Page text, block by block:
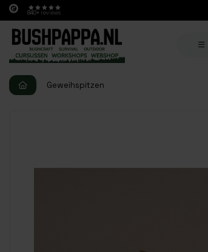
840+ reviews
Geweihspitzen